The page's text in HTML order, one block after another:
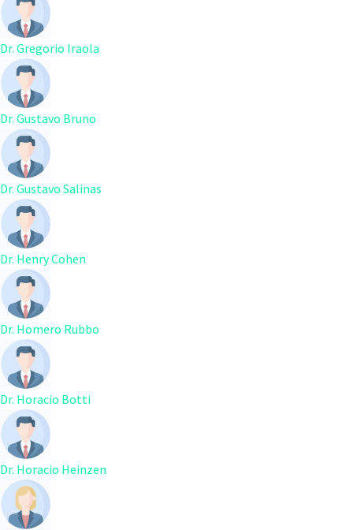
Dr. Gregorio Iraola
Dr. Gustavo Bruno
Dr. Gustavo Salinas
Dr. Henry Cohen
Dr. Homero Rubbo
Dr. Horacio Botti
Dr. Horacio Heinzen